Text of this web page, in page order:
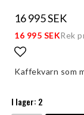
16 995 SEK
16 995 SEKRek
Lägg till i
Kaffekvarn som
I lager: 2